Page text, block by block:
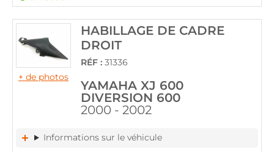
+ de photos
HABILLAGE DE CADRE
DROIT
RÉF : 31336
YAMAHA XJ 600
DIVERSION 600
2000 - 2002
Informations sur le véhicule